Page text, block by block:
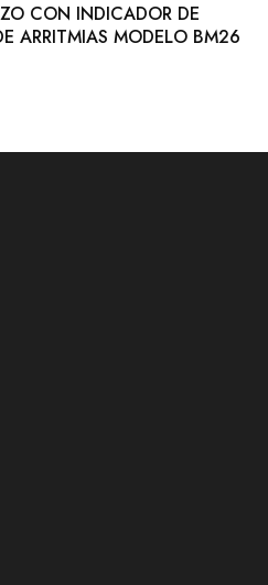
CON INDICADOR DE
ARRITMIAS MODELO BM26